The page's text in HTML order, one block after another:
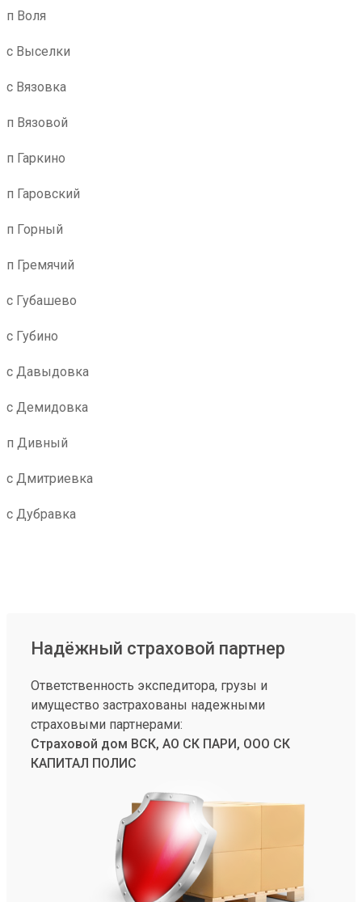
п Воля
с Выселки
с Вязовка
п Вязовой
п Гаркино
п Гаровский
п Горный
п Гремячий
с Губашево
с Губино
с Давыдовка
с Демидовка
п Дивный
с Дмитриевка
с Дубравка
Надёжный страховой партнер
Ответственность экспедитора, грузы и
имущество застрахованы надежными
страховыми партнерами:
Страховой дом ВСК, АО СК ПАРИ, ООО СК
КАПИТАЛ ПОЛИС